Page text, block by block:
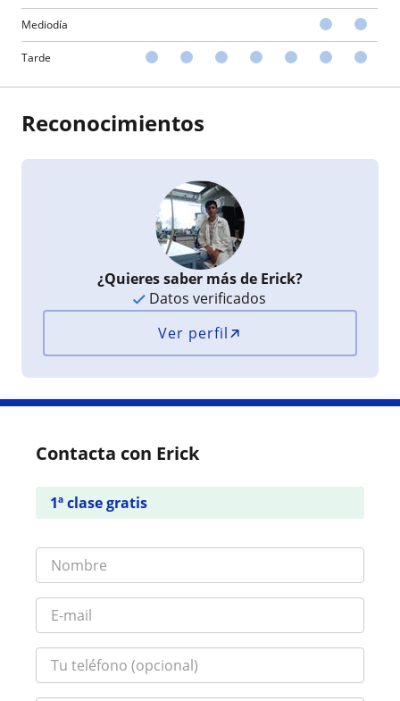
Mediodía
Tarde
Reconocimientos
¿Quieres saber más de Erick?
Datos verificados
Ver perfil
Contacta con Erick
1ª clase gratis